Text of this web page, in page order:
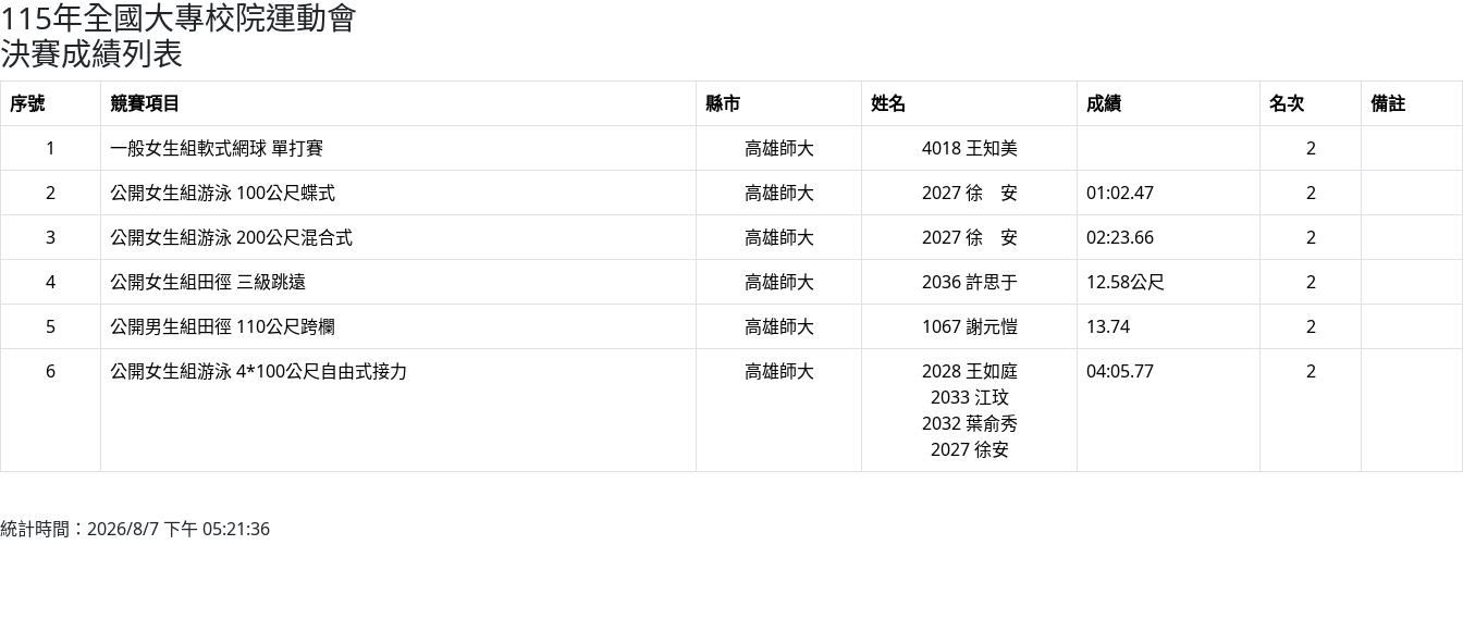
115年全國大專校院運動會
決賽成績列表
序號 競賽項目 縣市 姓名 成績 名次
備註
1
一般女生組軟式網球 單打賽 高雄師大 4018 王知美
2
2
公開女生組游泳 100公尺蝶式 高雄師大 2027 徐 安 01:02.47
2
3
公開女生組游泳 200公尺混合式 高雄師大 2027 徐 安 02:23.66
2
4
公開女生組田徑 三級跳遠 高雄師大 2036 許思于 12.58公尺
2
5
公開男生組田徑 110公尺跨欄 高雄師大 1067 謝元愷 13.74
2
6
公開女生組游泳 4*100公尺自由式接力 高雄師大
2028 王如庭
2033 江玟
2032 葉俞秀
2027 徐安
04:05.77 2
統計時間：2026/8/7 下午 05:21:36